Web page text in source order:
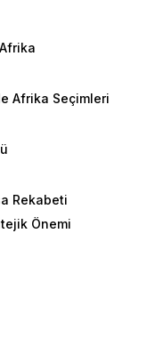
Afrika Seçimleri
Rekabeti
Önemi